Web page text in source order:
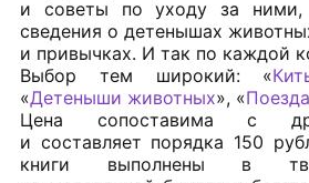
и советы по уходу за ними,
сведения о детенышах
и привычках. И так по каждой
Выбор тем широкий: «
«Детеныши животных», «Поезда
Цена сопоставима с
и составляет порядка 150
книги выполнены в